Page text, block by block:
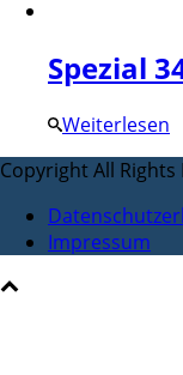
Spezial
Weiterlesen
Copyright All
Impressum